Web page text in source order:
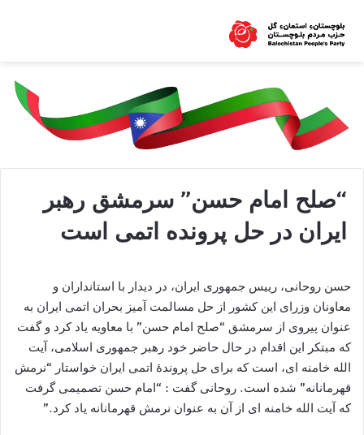
“صلح امام حسن” سرمشق رهبر
ایران در حل پرونده اتمی است
حسن روحانی، رییس جمهوری ایران، در دیدار با استانداران و
معاونان وزرای این کشور از حل مسالمت آمیز بحران اتمی ایران به
عنوان پیروی از سرمشق “صلح امام حسن” با معاویه یاد کرد و گفت
که مبتکر این اقدام در حال حاضر خود رهبر جمهوری اسلامی، آیت
الله خامنه ای، است که برای حل پروندۀ اتمی ایران خواستار “نرمش
قهرمانانه” شده است. روحانی گفت : “امام حسن تصمیمی گرفت
که آیت الله خامنه ای از آن به عنوان نرمش قهرمانانه یاد کرد.”